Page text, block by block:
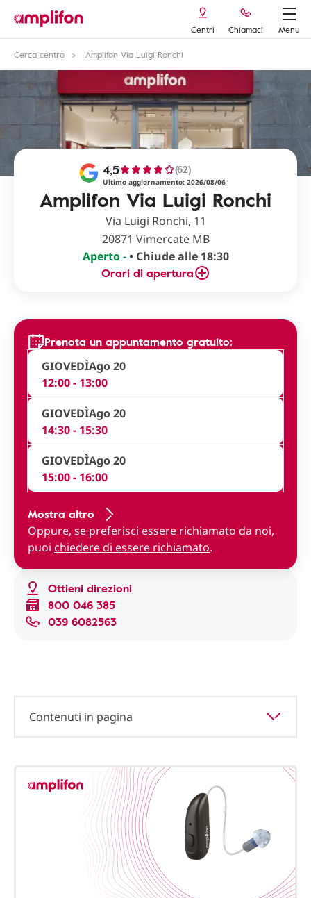
Centri Chiamaci
Menu
Cerca centro
Amplifon Via Luigi Ronchi
Amplifon Via Luigi Ronchi
4,5 (62)
Ultimo aggiornamento: 2026/08/06
Via Luigi Ronchi, 11
20871 Vimercate MB
Aperto -• Chiude alle 18:30
Orari di apertura
Ottieni direzioni
800 046 385
039 6082563
Prenota un appuntamento gratuito:
GIOVEDÌAgo 20
12:00 - 13:00
GIOVEDÌAgo 20
14:30 - 15:30
GIOVEDÌAgo 20
15:00 - 16:00
Mostra altro
Oppure, se preferisci essere richiamato da noi,
puoi chiedere di essere richiamato.
Contenuti in pagina